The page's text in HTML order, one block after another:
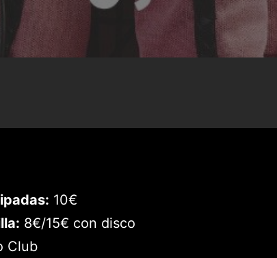
10€
8€/15€ con disco
Club